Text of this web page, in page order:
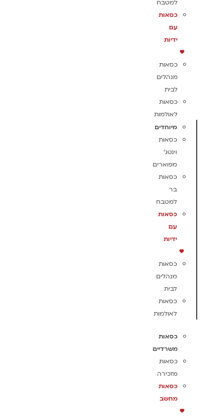
למטבח
כסאות
עם
ידיות
כסאות
מנהלים
לבית
כסאות
לאולמות
מיוחדים
כסאות
וינטג'
מפוארים
כסאות
בר
למטבח
כסאות
עם
ידיות
כסאות
מנהלים
לבית
כסאות
לאולמות
כסאות
משרדיים
כסאות
מזכירה
כסאות
מחשב